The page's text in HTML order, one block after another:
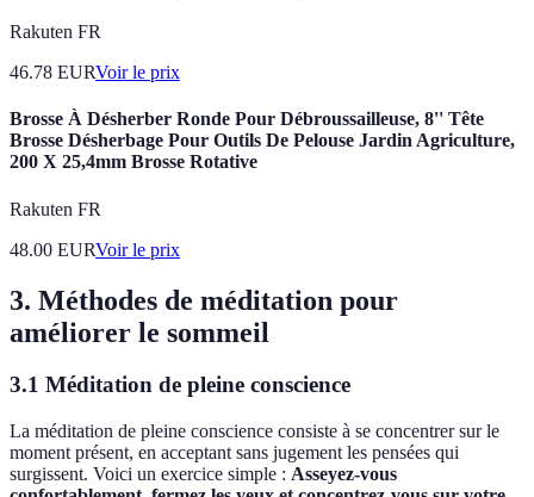
Rakuten FR
46.78 EURVoir le prix
Brosse À Désherber Ronde Pour Débroussailleuse, 8'' Tête
Brosse Désherbage Pour Outils De Pelouse Jardin Agriculture,
200 X 25,4mm Brosse Rotative
Rakuten FR
48.00 EURVoir le prix
3. Méthodes de méditation pour
améliorer le sommeil
3.1 Méditation de pleine conscience
La méditation de pleine conscience consiste à se concentrer sur le
moment présent, en acceptant sans jugement les pensées qui
surgissent. Voici un exercice simple : Asseyez-vous